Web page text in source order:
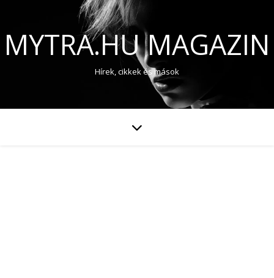
MYTRA.HU MAGAZIN
Hírek, cikkek és mások